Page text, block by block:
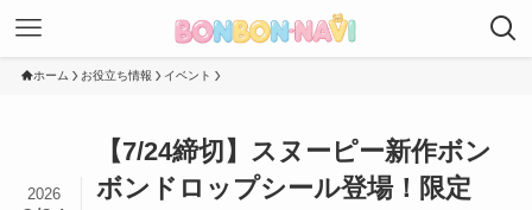
ホーム お役立ち情報 イベント
【7/24締切】スヌーピー新作ボン
ボンドロップシール登場！限定
2026